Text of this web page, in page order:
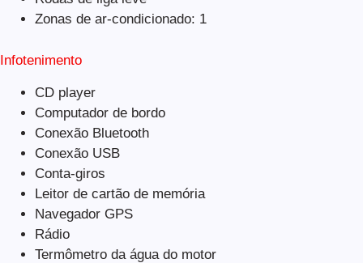
Zonas de ar-condicionado: 1
Infotenimento
CD player
Computador de bordo
Conexão Bluetooth
Conexão USB
Conta-giros
Leitor de cartão de memória
Navegador GPS
Rádio
Termômetro da água do motor